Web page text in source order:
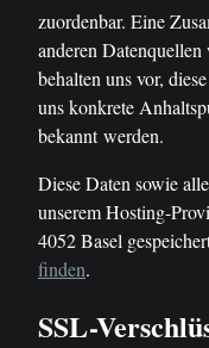
zuordenbar. Eine
anderen
behalten uns vor,
uns konkrete
bekannt werden.
Diese Daten sowie
unserem Hosting-
4052 Basel
finden.
SSL-